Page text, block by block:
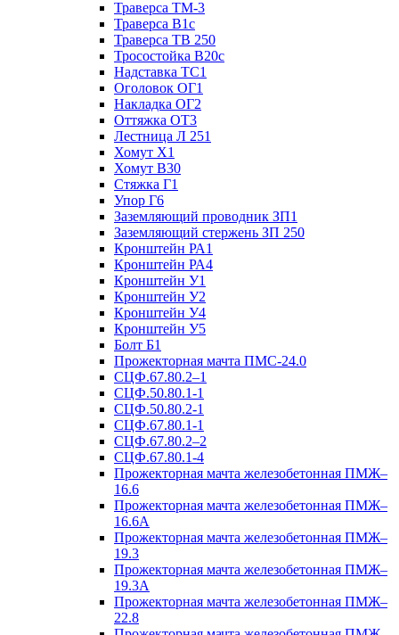
Траверса ТМ-3
Траверса В1с
Траверса ТВ 250
Тросостойка В20с
Надставка ТС1
Оголовок ОГ1
Накладка ОГ2
Оттяжка ОТ3
Лестница Л 251
Хомут Х1
Хомут В30
Стяжка Г1
Упор Г6
Заземляющий проводник ЗП1
Заземляющий стержень ЗП 250
Кронштейн РА1
Кронштейн РА4
Кронштейн У1
Кронштейн У2
Кронштейн У4
Кронштейн У5
Болт Б1
Прожекторная мачта ПМС-24.0
СЦФ.67.80.2–1
СЦФ.50.80.1-1
СЦФ.50.80.2-1
СЦФ.67.80.1-1
СЦФ.67.80.2–2
СЦФ.67.80.1-4
Прожекторная мачта железобетонная ПМЖ–
16.6
Прожекторная мачта железобетонная ПМЖ–
16.6А
Прожекторная мачта железобетонная ПМЖ–
19.3
Прожекторная мачта железобетонная ПМЖ–
19.3А
Прожекторная мачта железобетонная ПМЖ–
22.8